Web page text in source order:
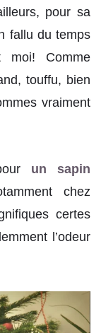
pour sa
fallu du temps
moi! Comme
touffu, bien
vraiment
un sapin
chez
certes
l’odeur